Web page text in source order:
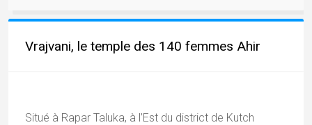
KUTCH »
Vrajvani, le temple des 140 femmes Ahir
Situé à Rapar Taluka, à l’Est du district de Kutch